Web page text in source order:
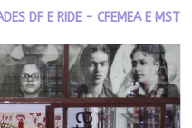
DF E RIDE - CFEMEA E MST